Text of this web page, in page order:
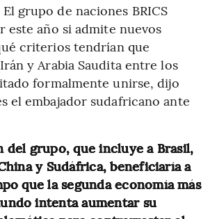
grupo de naciones BRICS
este año si admite nuevos
criterios tendrían que
y Arabia Saudita entre los
formalmente unirse, dijo
el embajador sudafricano ante
del grupo, que incluye a Brasil,
y Sudáfrica, beneficiaría a
que la segunda economía más
intenta aumentar su